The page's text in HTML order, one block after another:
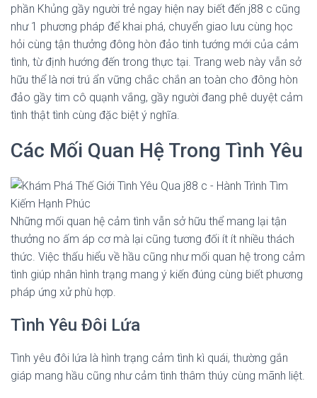
phần Khủng gầy người trẻ ngay hiện nay biết đến j88 c cũng
như 1 phương pháp để khai phá, chuyển giao lưu cùng học
hỏi cùng tận thưởng đông hòn đảo tinh tướng mới của cảm
tình, từ định hướng đến trong thực tại. Trang web này vẫn sở
hữu thể là nơi trú ẩn vững chắc chắn an toàn cho đông hòn
đảo gầy tim cô quạnh vắng, gầy người đang phê duyệt cảm
tình thật tình cùng đặc biệt ý nghĩa.
Các Mối Quan Hệ Trong Tình Yêu
Những mối quan hệ cảm tình vẫn sở hữu thể mang lại tận
thưởng no ấm áp cơ mà lại cũng tương đối ít ít nhiều thách
thức. Việc thấu hiểu về hầu cũng như mối quan hệ trong cảm
tình giúp nhân hình trạng mang ý kiến đúng cùng biết phương
pháp ứng xử phù hợp.
Tình Yêu Đôi Lứa
Tình yêu đôi lứa là hình trạng cảm tình kì quái, thường gắn
giáp mang hầu cũng như cảm tình thâm thúy cùng mãnh liệt.